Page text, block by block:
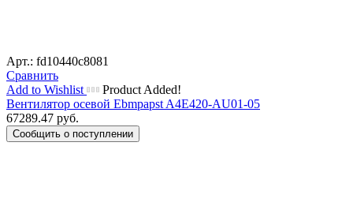
Арт.: fd10440c8081
Сравнить
Add to Wishlist
Product Added!
Вентилятор осевой Ebmpapst A4E420-AU01-05
67289.47 руб.
Сообщить о поступлении